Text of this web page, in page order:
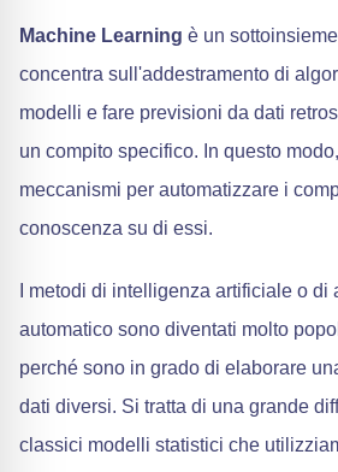
Machine Learning è un
concentra sull'addestramento di
modelli e fare previsioni da dati
un compito specifico. In questo
meccanismi per automatizzare i
conoscenza su di essi.
I metodi di intelligenza artificiale o di
automatico sono diventati molto
perché sono in grado di elaborare
dati diversi. Si tratta di una grande
classici modelli statistici che